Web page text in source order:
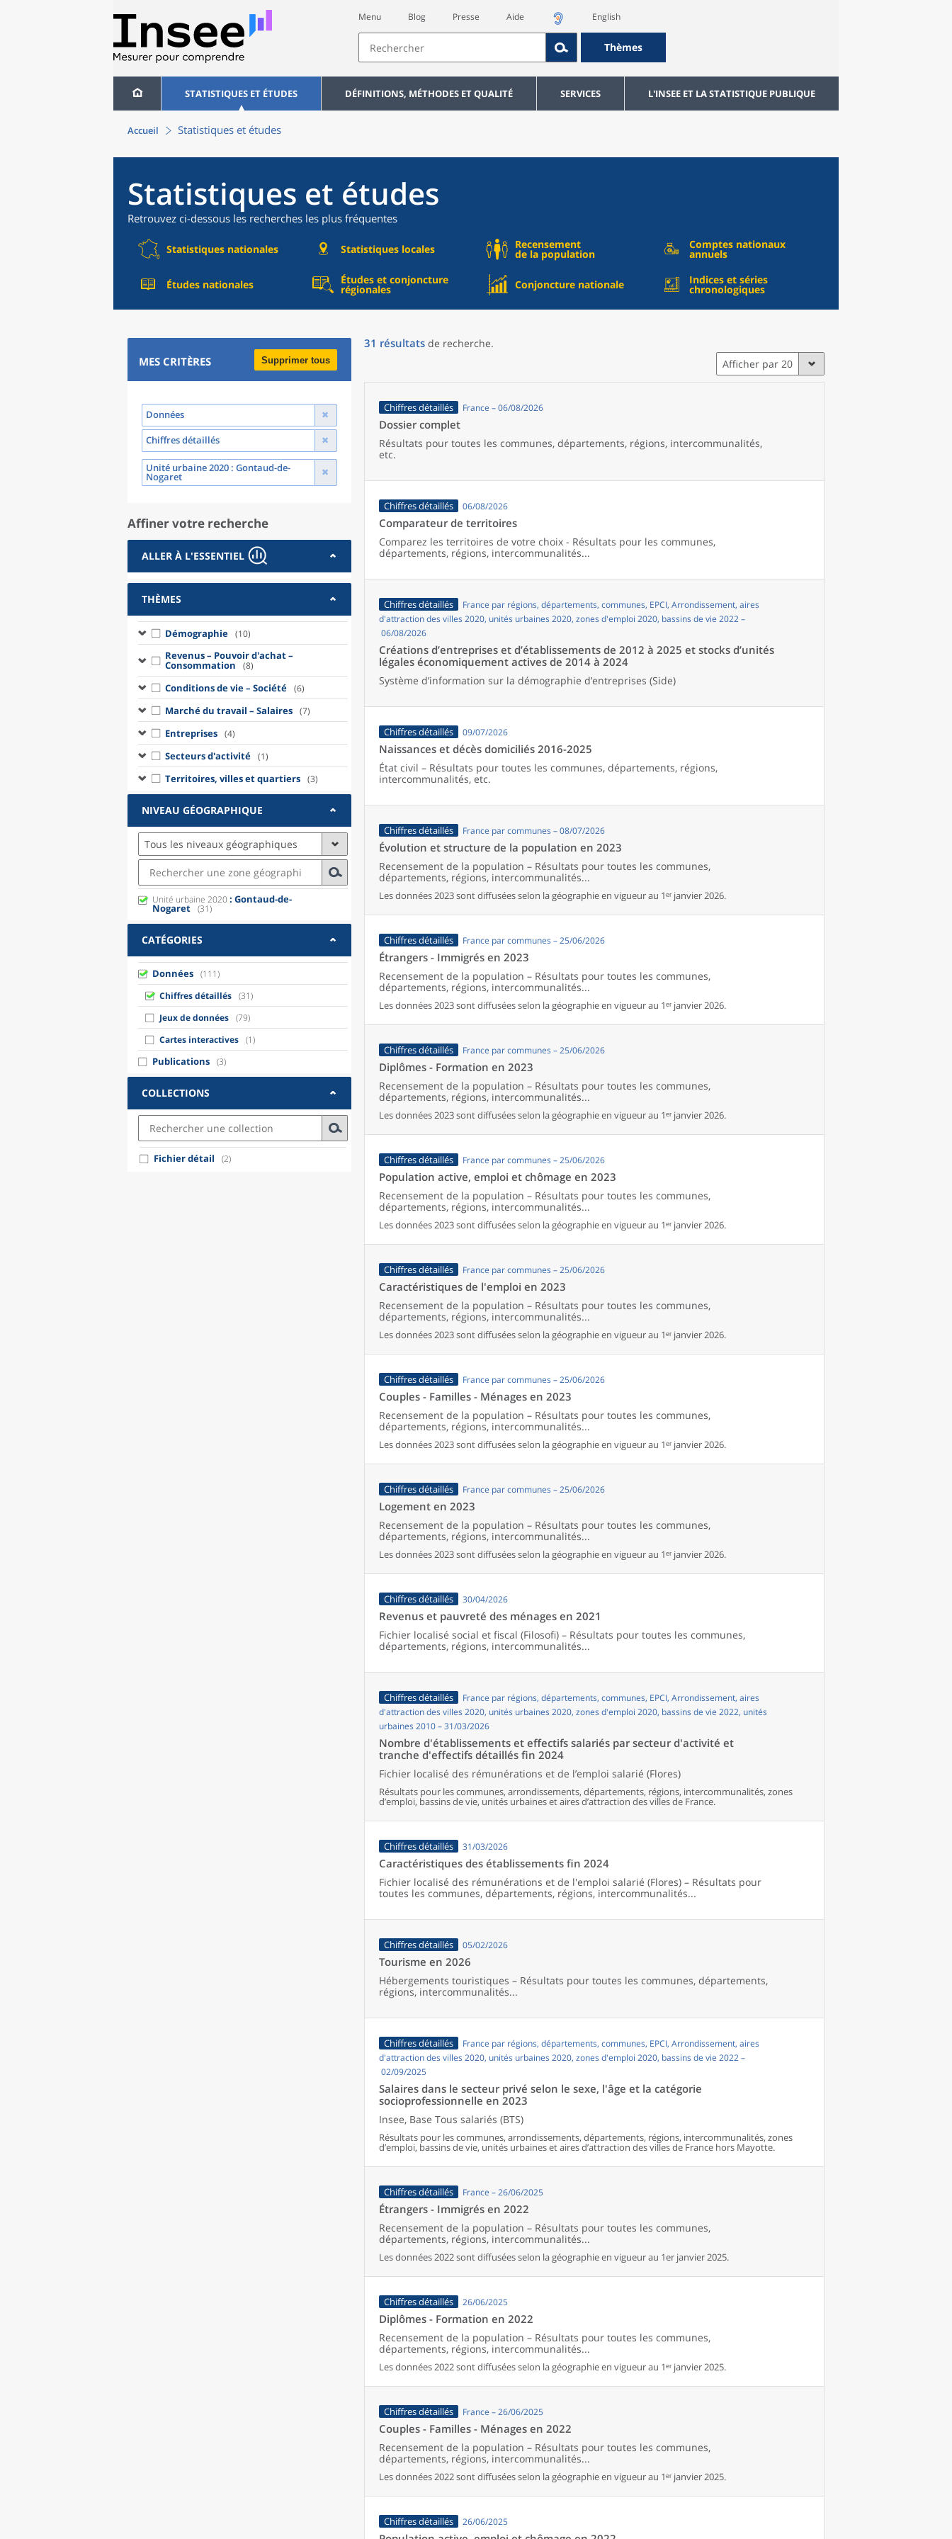
Menu Blog Presse Aide English
Thèmes
STATISTIQUES ET ÉTUDES DÉFINITIONS, MÉTHODES ET QUALITÉ SERVICES L'INSEE ET LA STATISTIQUE PUBLIQUE
Accueil Statistiques et études
Statistiques et études
Retrouvez ci-dessous les recherches les plus fréquentes
Statistiques nationales Statistiques locales Recensement
de la population
Comptes nationaux
annuels
Études nationales Études et conjoncture
régionales Conjoncture nationale Indices et séries
chronologiques
MES CRITÈRES Supprimer tous
Données
Chiffres détaillés
Unité urbaine 2020 : Gontaud-de-
Nogaret
Affiner votre recherche
ALLER À L'ESSENTIEL
THÈMES
Démographie (10)
Revenus – Pouvoir d'achat –
Consommation (8)
Conditions de vie – Société (6)
Marché du travail – Salaires (7)
Entreprises (4)
Secteurs d'activité (1)
Territoires, villes et quartiers (3)
NIVEAU GÉOGRAPHIQUE
Tous les niveaux géographiques
Unité urbaine 2020: Gontaud-de-
Nogaret (31)
CATÉGORIES
Données (111)
Chiffres détaillés (31)
Jeux de données (79)
Cartes interactives (1)
Publications (3)
COLLECTIONS
Fichier détail (2)
31 résultats de recherche.
Afficher par 20
Chiffres détaillés France – 06/08/2026
Dossier complet
Résultats pour toutes les communes, départements, régions, intercommunalités,
etc.
Chiffres détaillés 06/08/2026
Comparateur de territoires
Comparez les territoires de votre choix - Résultats pour les communes,
départements, régions, intercommunalités...
Chiffres détaillés
France par régions, départements, communes, EPCI, Arrondissement, aires
d'attraction des villes 2020, unités urbaines 2020, zones d'emploi 2020, bassins de vie 2022 –
06/08/2026
Créations d’entreprises et d’établissements de 2012 à 2025 et stocks d’unités
légales économiquement actives de 2014 à 2024
Système d’information sur la démographie d’entreprises (Side)
Chiffres détaillés 09/07/2026
Naissances et décès domiciliés 2016-2025
État civil – Résultats pour toutes les communes, départements, régions,
intercommunalités, etc.
Chiffres détaillés France par communes – 08/07/2026
Évolution et structure de la population en 2023
Recensement de la population – Résultats pour toutes les communes,
départements, régions, intercommunalités...
Les données 2023 sont diffusées selon la géographie en vigueur au 1ᵉʳ janvier 2026.
Chiffres détaillés France par communes – 25/06/2026
Étrangers - Immigrés en 2023
Recensement de la population – Résultats pour toutes les communes,
départements, régions, intercommunalités...
Les données 2023 sont diffusées selon la géographie en vigueur au 1ᵉʳ janvier 2026.
Chiffres détaillés France par communes – 25/06/2026
Diplômes - Formation en 2023
Recensement de la population – Résultats pour toutes les communes,
départements, régions, intercommunalités...
Les données 2023 sont diffusées selon la géographie en vigueur au 1ᵉʳ janvier 2026.
Chiffres détaillés France par communes – 25/06/2026
Population active, emploi et chômage en 2023
Recensement de la population – Résultats pour toutes les communes,
départements, régions, intercommunalités...
Les données 2023 sont diffusées selon la géographie en vigueur au 1ᵉʳ janvier 2026.
Chiffres détaillés France par communes – 25/06/2026
Caractéristiques de l'emploi en 2023
Recensement de la population – Résultats pour toutes les communes,
départements, régions, intercommunalités...
Les données 2023 sont diffusées selon la géographie en vigueur au 1ᵉʳ janvier 2026.
Chiffres détaillés France par communes – 25/06/2026
Couples - Familles - Ménages en 2023
Recensement de la population – Résultats pour toutes les communes,
départements, régions, intercommunalités...
Les données 2023 sont diffusées selon la géographie en vigueur au 1ᵉʳ janvier 2026.
Chiffres détaillés France par communes – 25/06/2026
Logement en 2023
Recensement de la population – Résultats pour toutes les communes,
départements, régions, intercommunalités...
Les données 2023 sont diffusées selon la géographie en vigueur au 1ᵉʳ janvier 2026.
Chiffres détaillés 30/04/2026
Revenus et pauvreté des ménages en 2021
Fichier localisé social et fiscal (Filosofi) – Résultats pour toutes les communes,
départements, régions, intercommunalités...
Chiffres détaillés
France par régions, départements, communes, EPCI, Arrondissement, aires
d'attraction des villes 2020, unités urbaines 2020, zones d'emploi 2020, bassins de vie 2022, unités
urbaines 2010 – 31/03/2026
Nombre d'établissements et effectifs salariés par secteur d'activité et
tranche d'effectifs détaillés fin 2024
Fichier localisé des rémunérations et de l’emploi salarié (Flores)
Résultats pour les communes, arrondissements, départements, régions, intercommunalités, zones
d’emploi, bassins de vie, unités urbaines et aires d’attraction des villes de France.
Chiffres détaillés 31/03/2026
Caractéristiques des établissements fin 2024
Fichier localisé des rémunérations et de l'emploi salarié (Flores) – Résultats pour
toutes les communes, départements, régions, intercommunalités...
Chiffres détaillés 05/02/2026
Tourisme en 2026
Hébergements touristiques – Résultats pour toutes les communes, départements,
régions, intercommunalités...
Chiffres détaillés
France par régions, départements, communes, EPCI, Arrondissement, aires
d'attraction des villes 2020, unités urbaines 2020, zones d'emploi 2020, bassins de vie 2022 –
02/09/2025
Salaires dans le secteur privé selon le sexe, l'âge et la catégorie
socioprofessionnelle en 2023
Insee, Base Tous salariés (BTS)
Résultats pour les communes, arrondissements, départements, régions, intercommunalités, zones
d’emploi, bassins de vie, unités urbaines et aires d’attraction des villes de France hors Mayotte.
Chiffres détaillés France – 26/06/2025
Étrangers - Immigrés en 2022
Recensement de la population – Résultats pour toutes les communes,
départements, régions, intercommunalités...
Les données 2022 sont diffusées selon la géographie en vigueur au 1er janvier 2025.
Chiffres détaillés 26/06/2025
Diplômes - Formation en 2022
Recensement de la population – Résultats pour toutes les communes,
départements, régions, intercommunalités...
Les données 2022 sont diffusées selon la géographie en vigueur au 1ᵉʳ janvier 2025.
Chiffres détaillés France – 26/06/2025
Couples - Familles - Ménages en 2022
Recensement de la population – Résultats pour toutes les communes,
départements, régions, intercommunalités...
Les données 2022 sont diffusées selon la géographie en vigueur au 1ᵉʳ janvier 2025.
Chiffres détaillés 26/06/2025